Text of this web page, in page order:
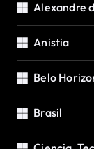
Alexandre
Anistia
Belo
Brasil